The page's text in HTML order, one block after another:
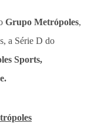
Grupo Metrópoles,
a Série D do
Sports,